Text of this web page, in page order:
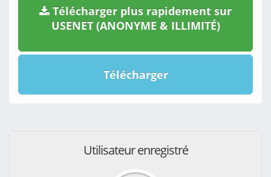
Télécharger plus rapidement sur
USENET (ANONYME & ILLIMITÉ)
Télécharger
Utilisateur enregistré